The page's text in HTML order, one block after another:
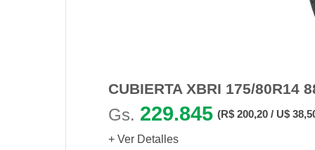
CUBIERTA XBRI 175/80R14
Gs. 229.845 (R$ 200,20 / U$
+ Ver Detalles